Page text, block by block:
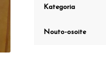
Kategoria
Nouto-osoite